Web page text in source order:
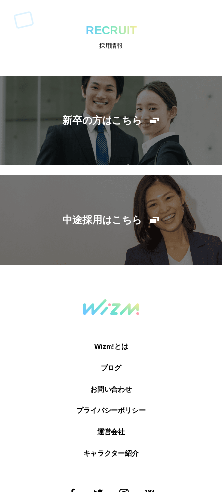
RECRUIT
採用情報
新卒の方はこちら
中途採用はこちら
Wizm!とは
ブログ
お問い合わせ
プライバシーポリシー
運営会社
キャラクター紹介